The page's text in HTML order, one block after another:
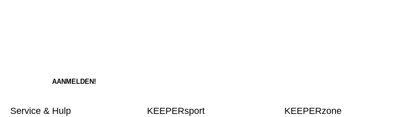
Service & Hulp KEEPERsport KEEPERzone